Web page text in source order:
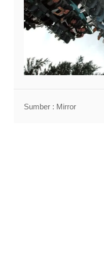
Sumber : Mirror